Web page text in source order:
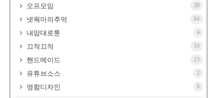
오프모임 38
넷웍마의추억 84
내맘대로툰 4
끄적끄적 10
핸드메이드 23
유튜브소스 2
명함디자인 6